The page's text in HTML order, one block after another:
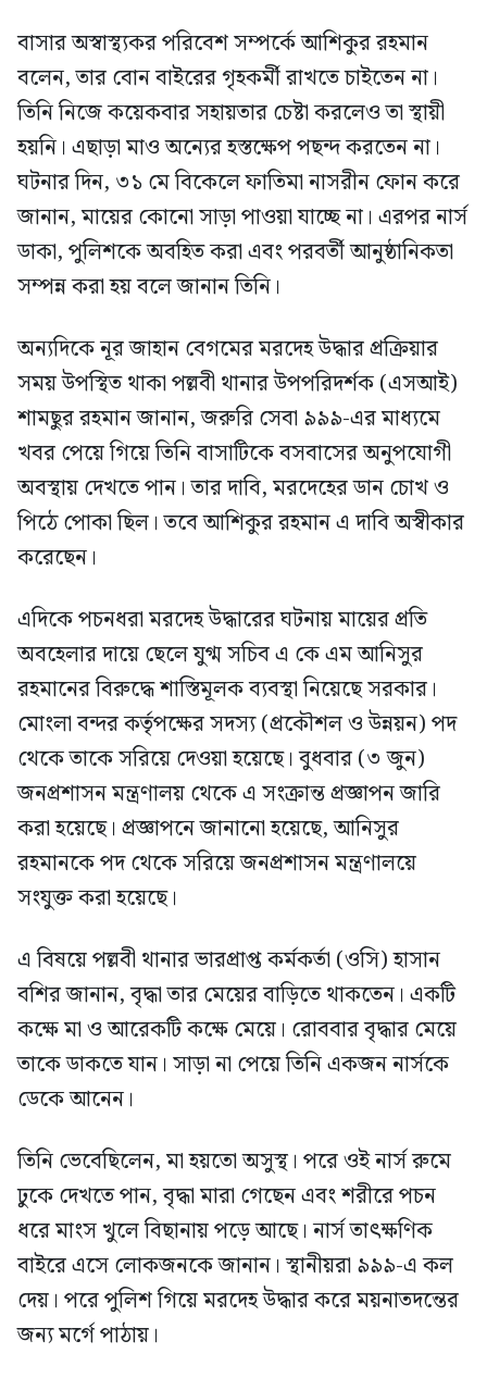
বাসার অস্বাস্থ্যকর পরিবেশ সম্পর্কে আশিকুর রহমান
বলেন, তার বোন বাইরের গৃহকর্মী রাখতে চাইতেন না।
তিনি নিজে কয়েকবার সহায়তার চেষ্টা করলেও তা স্থায়ী
হয়নি। এছাড়া মাও অন্যের হস্তক্ষেপ পছন্দ করতেন না।
ঘটনার দিন, ৩১ মে বিকেলে ফাতিমা নাসরীন ফোন করে
জানান, মায়ের কোনো সাড়া পাওয়া যাচ্ছে না। এরপর নার্স
ডাকা, পুলিশকে অবহিত করা এবং পরবর্তী আনুষ্ঠানিকতা
সম্পন্ন করা হয় বলে জানান তিনি।
অন্যদিকে নূর জাহান বেগমের মরদেহ উদ্ধার প্রক্রিয়ার
সময় উপস্থিত থাকা পল্লবী থানার উপপরিদর্শক (এসআই)
শামছুর রহমান জানান, জরুরি সেবা ৯৯৯-এর মাধ্যমে
খবর পেয়ে গিয়ে তিনি বাসাটিকে বসবাসের অনুপযোগী
অবস্থায় দেখতে পান। তার দাবি, মরদেহের ডান চোখ ও
পিঠে পোকা ছিল। তবে আশিকুর রহমান এ দাবি অস্বীকার
করেছেন।
এদিকে পচনধরা মরদেহ উদ্ধারের ঘটনায় মায়ের প্রতি
অবহেলার দায়ে ছেলে যুগ্ম সচিব এ কে এম আনিসুর
রহমানের বিরুদ্ধে শাস্তিমূলক ব্যবস্থা নিয়েছে সরকার।
মোংলা বন্দর কর্তৃপক্ষের সদস্য (প্রকৌশল ও উন্নয়ন) পদ
থেকে তাকে সরিয়ে দেওয়া হয়েছে। বুধবার (৩ জুন)
জনপ্রশাসন মন্ত্রণালয় থেকে এ সংক্রান্ত প্রজ্ঞাপন জারি
করা হয়েছে। প্রজ্ঞাপনে জানানো হয়েছে, আনিসুর
রহমানকে পদ থেকে সরিয়ে জনপ্রশাসন মন্ত্রণালয়ে
সংযুক্ত করা হয়েছে।
এ বিষয়ে পল্লবী থানার ভারপ্রাপ্ত কর্মকর্তা (ওসি) হাসান
বশির জানান, বৃদ্ধা তার মেয়ের বাড়িতে থাকতেন। একটি
কক্ষে মা ও আরেকটি কক্ষে মেয়ে। রোববার বৃদ্ধার মেয়ে
তাকে ডাকতে যান। সাড়া না পেয়ে তিনি একজন নার্সকে
ডেকে আনেন।
তিনি ভেবেছিলেন, মা হয়তো অসুস্থ। পরে ওই নার্স রুমে
ঢুকে দেখতে পান, বৃদ্ধা মারা গেছেন এবং শরীরে পচন
ধরে মাংস খুলে বিছানায় পড়ে আছে। নার্স তাৎক্ষণিক
বাইরে এসে লোকজনকে জানান। স্থানীয়রা ৯৯৯-এ কল
দেয়। পরে পুলিশ গিয়ে মরদেহ উদ্ধার করে ময়নাতদন্তের
জন্য মর্গে পাঠায়।